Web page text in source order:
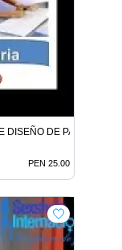
DISEÑO DE PAGINAS
PEN 25.00